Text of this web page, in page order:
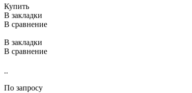
Купить
В закладки
В сравнение
В закладки
В сравнение
..
По запросу